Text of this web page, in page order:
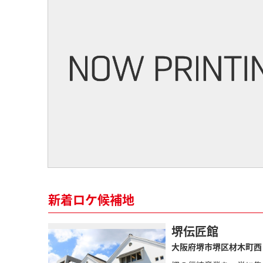
新着ロケ候補地
堺伝匠館
大阪府堺市堺区材木町